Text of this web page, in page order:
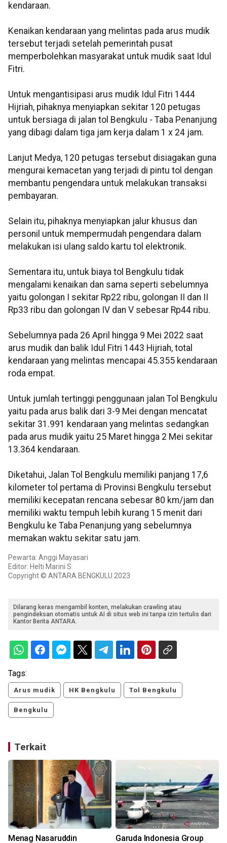
kendaraan.
Kenaikan kendaraan yang melintas pada arus mudik
tersebut terjadi setelah pemerintah pusat
memperbolehkan masyarakat untuk mudik saat Idul
Fitri.
Untuk mengantisipasi arus mudik Idul Fitri 1444
Hijriah, pihaknya menyiapkan sekitar 120 petugas
untuk bersiaga di jalan tol Bengkulu - Taba Penanjung
yang dibagi dalam tiga jam kerja dalam 1 x 24 jam.
Lanjut Medya, 120 petugas tersebut disiagakan guna
mengurai kemacetan yang terjadi di pintu tol dengan
membantu pengendara untuk melakukan transaksi
pembayaran.
Selain itu, pihaknya menyiapkan jalur khusus dan
personil untuk mempermudah pengendara dalam
melakukan isi ulang saldo kartu tol elektronik.
Sementara itu, untuk biaya tol Bengkulu tidak
mengalami kenaikan dan sama seperti sebelumnya
yaitu golongan I sekitar Rp22 ribu, golongan II dan II
Rp33 ribu dan golongan IV dan V sebesar Rp44 ribu.
Sebelumnya pada 26 April hingga 9 Mei 2022 saat
arus mudik dan balik Idul Fitri 1443 Hijriah, total
kendaraan yang melintas mencapai 45.355 kendaraan
roda empat.
Untuk jumlah tertinggi penggunaan jalan Tol Bengkulu
yaitu pada arus balik dari 3-9 Mei dengan mencatat
sekitar 31.991 kendaraan yang melintas sedangkan
pada arus mudik yaitu 25 Maret hingga 2 Mei sekitar
13.364 kendaraan.
Diketahui, Jalan Tol Bengkulu memiliki panjang 17,6
kilometer tol pertama di Provinsi Bengkulu tersebut
memiliki kecepatan rencana sebesar 80 km/jam dan
memiliki waktu tempuh lebih kurang 15 menit dari
Bengkulu ke Taba Penanjung yang sebelumnya
memakan waktu sekitar satu jam.
Pewarta: Anggi Mayasari
Editor: Helti Marini S
Copyright © ANTARA BENGKULU 2023
Dilarang keras mengambil konten, melakukan crawling atau
pengindeksan otomatis untuk AI di situs web ini tanpa izin tertulis dari
Kantor Berita ANTARA.
Tags:
Arus mudik HK Bengkulu Tol Bengkulu
Bengkulu
Terkait
Menag Nasaruddin Garuda Indonesia Group